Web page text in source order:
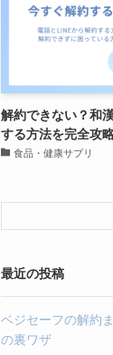
解約できない？和
する方法を完全攻
食品・健康サプリ
最近の投稿
ベジセーフの解約
の裏ワザ